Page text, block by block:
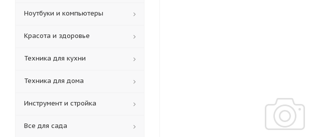
Ноутбуки и компьютеры
Красота и здоровье
Техника для кухни
Техника для дома
Инструмент и стройка
Все для сада